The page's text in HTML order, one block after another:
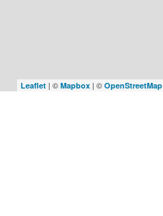
Leaflet | © Mapbox | © OpenStreetMap